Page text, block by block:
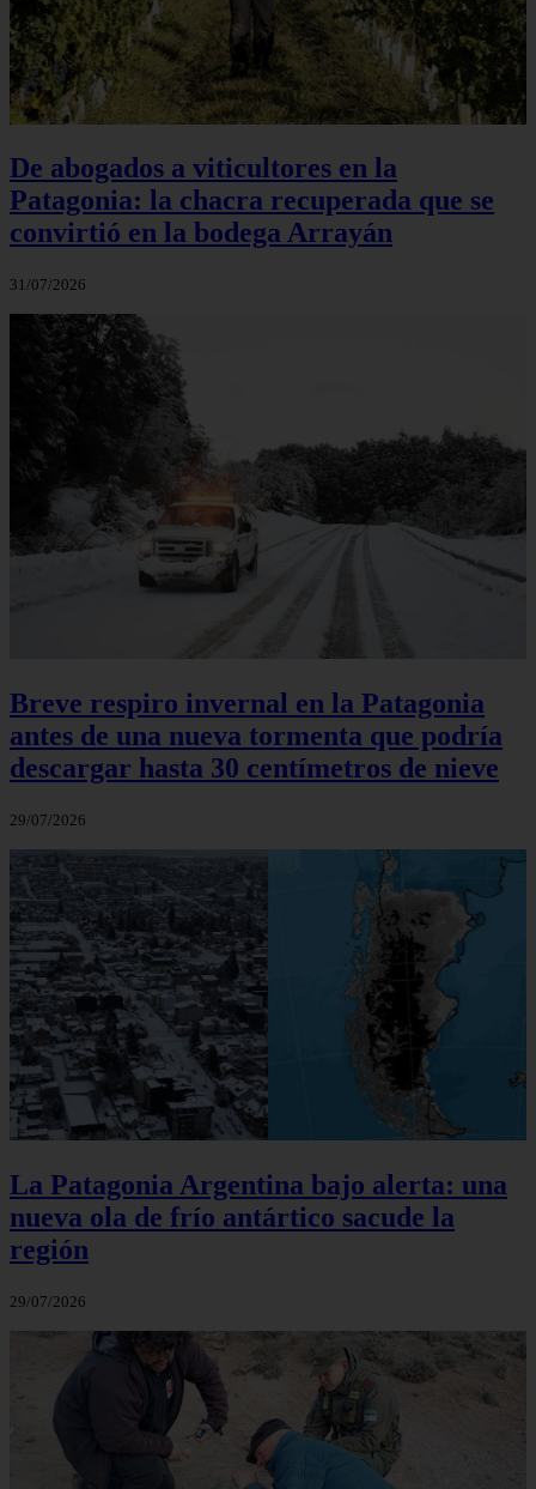
De abogados a viticultores en la
Patagonia: la chacra recuperada que se
convirtió en la bodega Arrayán
31/07/2026
Breve respiro invernal en la Patagonia
antes de una nueva tormenta que podría
descargar hasta 30 centímetros de nieve
29/07/2026
La Patagonia Argentina bajo alerta: una
nueva ola de frío antártico sacude la
región
29/07/2026